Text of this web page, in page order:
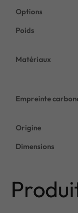
Options
Poids
Matériaux
Empreinte
Origine
Dimensions